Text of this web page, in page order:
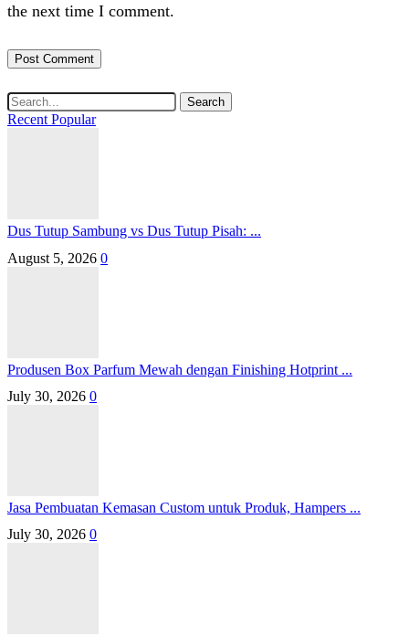
the next time I comment.
Search
Recent Popular
Dus Tutup Sambung vs Dus Tutup Pisah: ...
August 5, 2026 0
Produsen Box Parfum Mewah dengan Finishing Hotprint ...
July 30, 2026 0
Jasa Pembuatan Kemasan Custom untuk Produk, Hampers ...
July 30, 2026 0